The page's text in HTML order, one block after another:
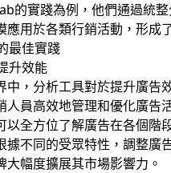
的實踐為例，他們通過統
應用於各類行銷活動，形成
最佳實踐
升效能
中，分析工具對於提升廣
人員高效地管理和優化廣
以全方位了解廣告在各個階
據不同的受眾特性，調整廣
大幅度擴展其市場影響力。